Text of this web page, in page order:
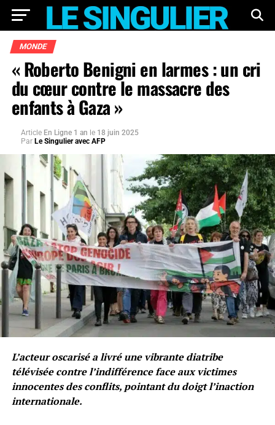
MONDE
« Roberto Benigni en larmes : un cri
du cœur contre le massacre des
enfants à Gaza »
Article En Ligne 1 an le 18 juin 2025
Par Le Singulier avec AFP
L’acteur oscarisé a livré une vibrante diatribe
télévisée contre l’indifférence face aux victimes
innocentes des conflits, pointant du doigt l’inaction
internationale.